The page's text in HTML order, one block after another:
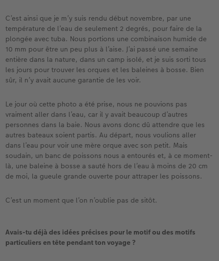
C’est ainsi que je m’y suis rendu début novembre, par une
température de l’eau de seulement 2 degrés, pour faire de la
plongée avec tuba. Nous portions une combinaison humide de
10 mm pour être un peu plus à l’aise. J’ai passé une semaine
entière dans la nature, dans un camp isolé, et je suis sorti tous
les jours pour trouver les orques et les baleines à bosse. Bien
sûr, il n’y avait aucune garantie de les voir.
Le jour où cette photo a été prise, nous ne pouvions pas
vraiment aller dans l’eau, car il y avait beaucoup d’autres
personnes dans la baie. Nous avons donc dû attendre que les
autres bateaux soient partis. Au départ, nous voulions aller
dans l’eau pour voir une mère orque avec son petit. Mais
soudain, un banc de poissons nous a entourés et, à ce moment-
là, une baleine à bosse a sauté hors de l’eau à moins de 20 cm
de moi, la gueule grande ouverte pour attraper les poissons.
C’est un moment que l’on n’oublie pas de sitôt.
Avais-tu déjà des idées précises pour le motif ou des motifs
particuliers en tête pendant ton voyage ?